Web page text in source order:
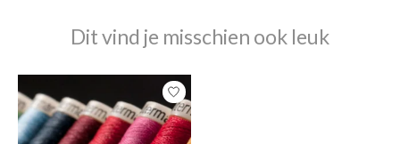
Dit vind je misschien ook leuk
Items van productcarrousel